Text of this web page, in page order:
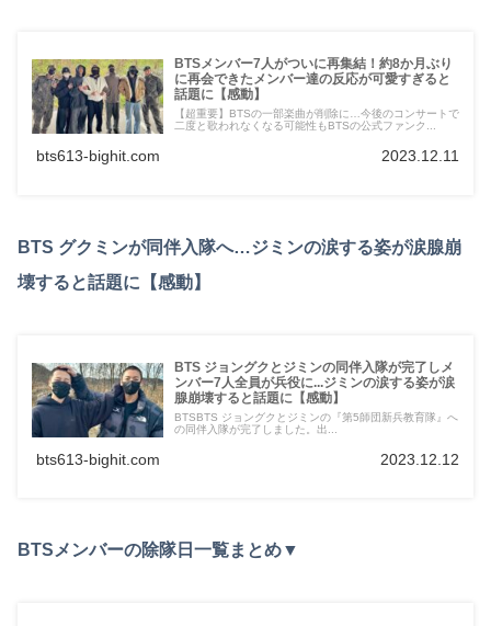
BTSメンバー7人がついに再集結！約8か月ぶり
に再会できたメンバー達の反応が可愛すぎると
話題に【感動】
【超重要】BTSの一部楽曲が削除に…今後のコンサートで
二度と歌われなくなる可能性もBTSの公式ファンク...
bts613-bighit.com 2023.12.11
BTS グクミンが同伴入隊へ…ジミンの涙する姿が涙腺崩
壊すると話題に【感動】
BTS ジョングクとジミンの同伴入隊が完了しメ
ンバー7人全員が兵役に...ジミンの涙する姿が涙
腺崩壊すると話題に【感動】
BTSBTS ジョングクとジミンの『第5師団新兵教育隊』へ
の同伴入隊が完了しました。出...
bts613-bighit.com 2023.12.12
BTSメンバーの除隊日一覧まとめ▼